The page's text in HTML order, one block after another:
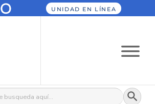
UNIDAD EN LÍNEA
Botón